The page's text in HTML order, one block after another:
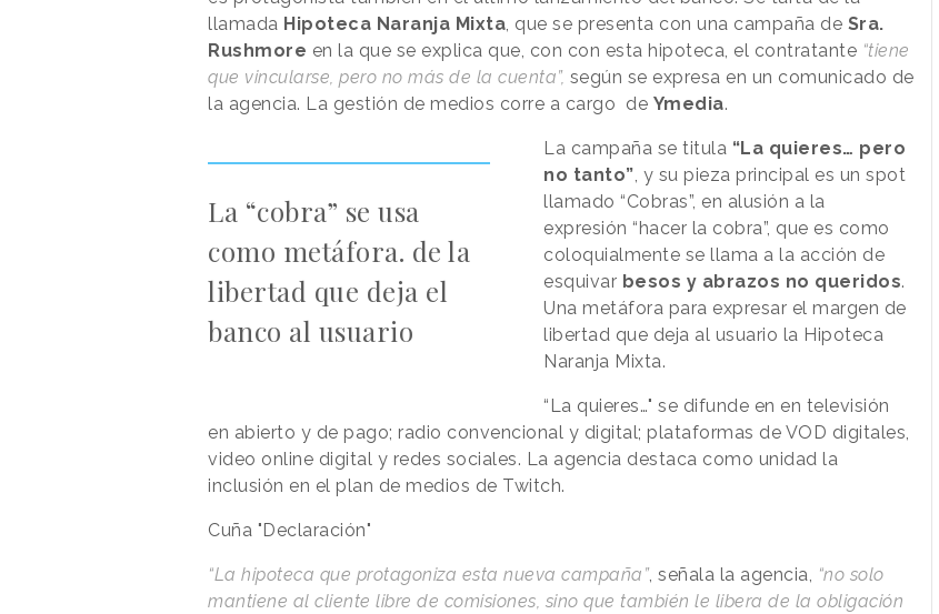
llamada Hipoteca Naranja Mixta, que se presenta con una campaña de Sra.
Rushmore en la que se explica que, con con esta hipoteca, el contratante “tiene
que vincularse, pero no más de la cuenta”, según se expresa en un comunicado de
la agencia. La gestión de medios corre a cargo de Ymedia.
La “cobra” se usa
como metáfora. de la
libertad que deja el
banco al usuario
La campaña se titula “La quieres… pero
no tanto”, y su pieza principal es un spot
llamado “Cobras”, en alusión a la
expresión “hacer la cobra”, que es como
coloquialmente se llama a la acción de
esquivar besos y abrazos no queridos.
Una metáfora para expresar el margen de
libertad que deja al usuario la Hipoteca
Naranja Mixta.
“La quieres…" se difunde en en televisión
en abierto y de pago; radio convencional y digital; plataformas de VOD digitales,
video online digital y redes sociales. La agencia destaca como unidad la
inclusión en el plan de medios de Twitch.
Cuña "Declaración"
“La hipoteca que protagoniza esta nueva campaña”, señala la agencia, “no solo
mantiene al cliente libre de comisiones, sino que también le libera de la obligación